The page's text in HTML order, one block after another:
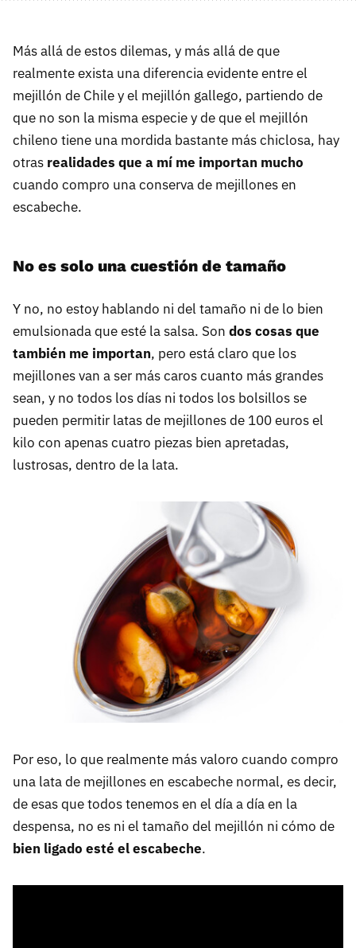
Más allá de estos dilemas, y más allá de que
realmente exista una diferencia evidente entre el
mejillón de Chile y el mejillón gallego, partiendo de
que no son la misma especie y de que el mejillón
chileno tiene una mordida bastante más chiclosa, hay
otras realidades que a mí me importan mucho
cuando compro una conserva de mejillones en
escabeche.
No es solo una cuestión de tamaño
Y no, no estoy hablando ni del tamaño ni de lo bien
emulsionada que esté la salsa. Son dos cosas que
también me importan, pero está claro que los
mejillones van a ser más caros cuanto más grandes
sean, y no todos los días ni todos los bolsillos se
pueden permitir latas de mejillones de 100 euros el
kilo con apenas cuatro piezas bien apretadas,
lustrosas, dentro de la lata.
Por eso, lo que realmente más valoro cuando compro
una lata de mejillones en escabeche normal, es decir,
de esas que todos tenemos en el día a día en la
despensa, no es ni el tamaño del mejillón ni cómo de
bien ligado esté el escabeche.